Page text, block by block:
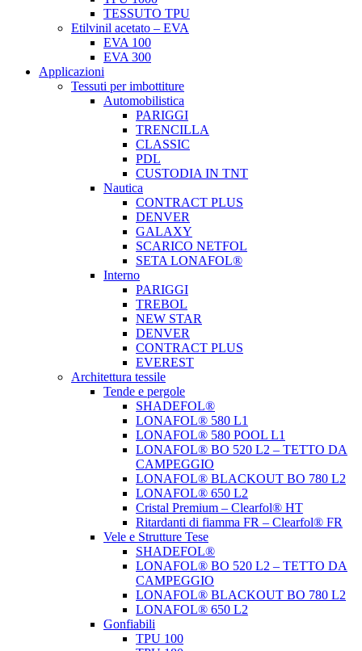
TESSUTO TPU
Etilvinil acetato – EVA
EVA 100
EVA 300
Applicazioni
Tessuti per imbottiture
Automobilistica
PARIGGI
TRENCILLA
CLASSIC
PDL
CUSTODIA IN TNT
Nautica
CONTRACT PLUS
DENVER
GALAXY
SCARICO NETFOL
SETA LONAFOL®
Interno
PARIGGI
TREBOL
NEW STAR
DENVER
CONTRACT PLUS
EVEREST
Architettura tessile
Tende e pergole
SHADEFOL®
LONAFOL® 580 L1
LONAFOL® 580 POOL L1
LONAFOL® BO 520 L2 – TETTO DA
CAMPEGGIO
LONAFOL® BLACKOUT BO 780 L2
LONAFOL® 650 L2
Cristal Premium – Clearfol® HT
Ritardanti di fiamma FR – Clearfol® FR
Vele e Strutture Tese
SHADEFOL®
LONAFOL® BO 520 L2 – TETTO DA
CAMPEGGIO
LONAFOL® BLACKOUT BO 780 L2
LONAFOL® 650 L2
Gonfiabili
TPU 100